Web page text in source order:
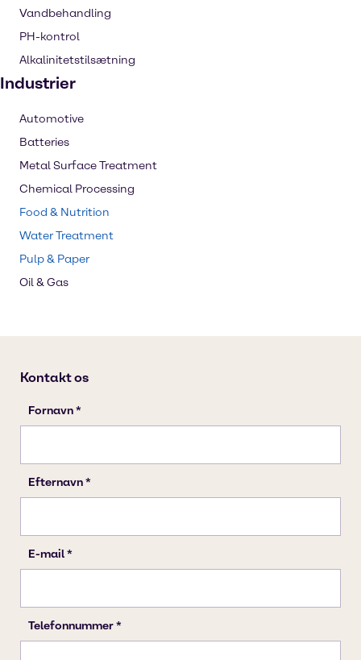
Vandbehandling
PH-kontrol
Alkalinitetstilsætning
Industrier
Automotive
Batteries
Metal Surface Treatment
Chemical Processing
Food & Nutrition
Water Treatment
Pulp & Paper
Oil & Gas